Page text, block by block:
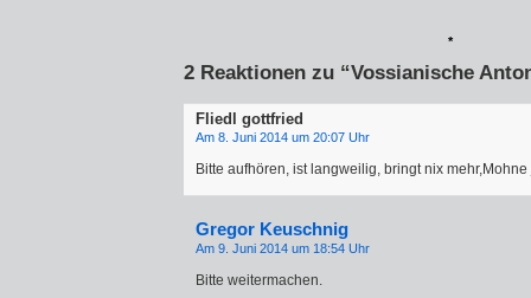
*
2 Reaktionen zu “Vossianische
Fliedl gottfried
Am 8. Juni 2014 um 20:07 Uhr
Bitte aufhören, ist langweilig, bringt nix
Gregor Keuschnig
Am 9. Juni 2014 um 18:54 Uhr
Bitte weitermachen.